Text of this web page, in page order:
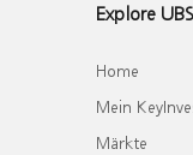
Explore
Home
Mein
Märkte